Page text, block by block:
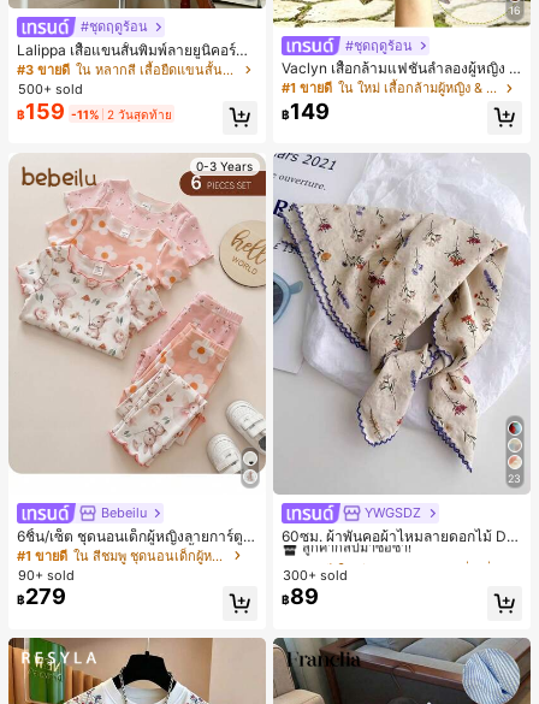
#ชุดฤดูร้อน
Lalippa เสื้อแขนสั้นพิมพ์ลายยูนิคอร์นล
ายทางสีตัดกันสำหรับผู้หญิง สไตล์วิทย
าลัย
#3 ขายดี
ใน หลากสี เสื้อยืดแขนสั้นเนื้อนุ่มสำหรับใส่ทุกวัน
500+ sold
฿159 -11% 2 วันสุดท้าย
0-3 Years
Bebeilu
6ชิ้น/เซ็ต ชุดนอนเด็กผู้หญิงลายการ์ตูน
หมีและดอกไม้ คอกลม แขนสั้น กางเกง
ขาสั้น ขอบระบาย สวมใส่สบาย
#1 ขายดี
ใน สีชมพู ชุดนอนเด็กผู้หญิง
90+ sold
฿279
16
#ชุดฤดูร้อน
Vaclyn เสื้อกล้ามแฟชั่นลำลองผู้หญิง ล
ายแพตช์เวิร์ก แขนกุด คอกลม ติดกระดุ
ม
#1 ขายดี ใน ใหม่ เสื้อกล้ามผู้หญิง & Camis
฿149
23
YWGSDZ
60ซม. ผ้าพันคอผ้าไหมลายดอกไม้ Dit
sy สีเบจ, เครื่องประดับใหม่สำหรับผู้หญิ
งฤดูใบไม้ผลิ/ฤดูใบไม้ร่วง, ผ้าพันคอผืน
บางอเนกประสงค์หรูหรา
#1 ขายดี
ลูกค้ากลับมาซื้อซ้ำ!
#1 ขายดี
ลูกค้ากลับมาซื้อซ้ำ!
#1 ขายดี
ลูกค้ากลับมาซื้อซ้ำ!
#1 ขายดี
ใน สีเบจ ผ้าพันคอทรงสี่เหลี่ยมและผ้าพันคอสำหรับผู้
300+ sold
฿89